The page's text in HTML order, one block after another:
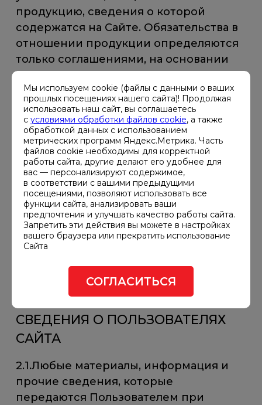
продукцию, сведения о которой
содержатся на Сайте. Обязательства в
отношении продукции определяются
только соглашениями, на основании
которых они предоставляются, и
никакие сведения с Сайта не могут
быть истолкованы как отменяющие
такие соглашения. 1.6.Все права на
составляющие Сайта принадлежат
Владельцу Сайта. При этом все
объекты авторского права,
являющиеся составляющими Сайта,
охраняются в соответствии с
законодательством Российской
Федерации. 1.7.Заголовки разделов
Соглашения созданы исключительно
для удобства и не обладают никакой
юридической или контрактной силой.
СВЕДЕНИЯ О ПОЛЬЗОВАТЕЛЯХ
САЙТА
2.1.Любые материалы, информация и
прочие сведения, которые
передаются Пользователем при
Мы используем cookie (файлы с данными о ваших
прошлых посещениях нашего сайта)! Продолжая
использовать наш сайт, вы соглашаетесь
с условиями обработки файлов cookie, а также
обработкой данных с использованием
метрических программ Яндекс.Метрика. Часть
файлов cookie необходимы для корректной
работы сайта, другие делают его удобнее для
вас — персонализируют содержимое,
в соответствии с вашими предыдущими
посещениями, позволяют использовать все
функции сайта, анализировать ваши
предпочтения и улучшать качество работы сайта.
Запретить эти действия вы можете в настройках
вашего браузера или прекратить использование
Сайта
СОГЛАСИТЬСЯ